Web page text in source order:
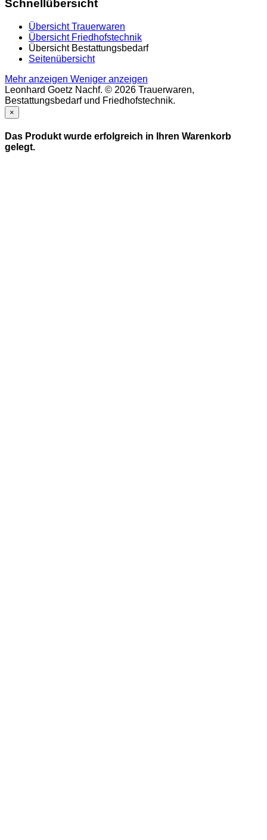
Schnellübersicht
Übersicht Trauerwaren
Übersicht Friedhofstechnik
Übersicht Bestattungsbedarf
Seitenübersicht
Mehr anzeigen Weniger anzeigen
Leonhard Goetz Nachf. © 2026 Trauerwaren,
Bestattungsbedarf und Friedhofstechnik.
×
Das Produkt wurde erfolgreich in Ihren Warenkorb
gelegt.